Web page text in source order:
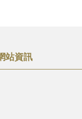
站資訊